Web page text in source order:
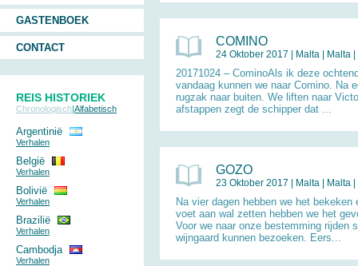
COMINO
24 Oktober 2017 | Malta | Malta |
20171024 – CominoAls ik deze
vandaag kunnen we naar Comino. Na
rugzak naar buiten. We liften naar
afstappen zegt de schipper dat ...
GOZO
23 Oktober 2017 | Malta | Malta |
Na vier dagen hebben we het
voet aan wal zetten hebben we het
Voor we naar onze bestemming rijden
wijngaard kunnen bezoeken. Eers...
GASTENBOEK
CONTACT
REIS HISTORIEK
Chronologisch|Alfabetisch
Argentinië
Verhalen
België
Verhalen
Bolivië
Verhalen
Brazilië
Verhalen
Cambodja
Verhalen